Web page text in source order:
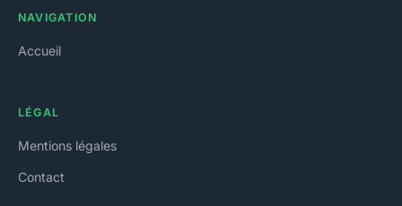
NAVIGATION
Accueil
LÉGAL
Mentions légales
Contact